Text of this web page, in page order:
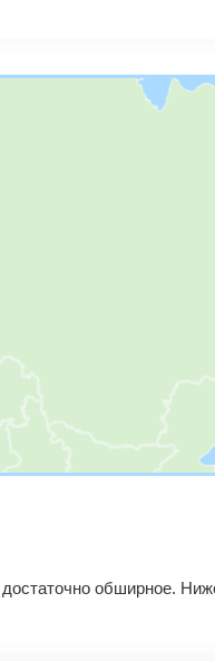
обширное.